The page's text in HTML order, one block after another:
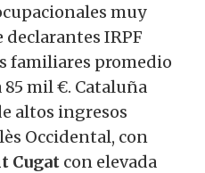
muy
declarantes IRPF
familiares promedio
85 mil €. Cataluña
altos ingresos
Occidental, con
Cugat con elevada